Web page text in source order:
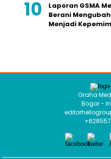
Laporan GSMA
Berani
Menjadi
Graha
Bogor -